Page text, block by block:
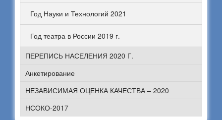
Год Науки и Технологий 2021
Год театра в России 2019 г.
ПЕРЕПИСЬ НАСЕЛЕНИЯ 2020 Г.
Анкетирование
НЕЗАВИСИМАЯ ОЦЕНКА КАЧЕСТВА – 2020
НСОКО-2017